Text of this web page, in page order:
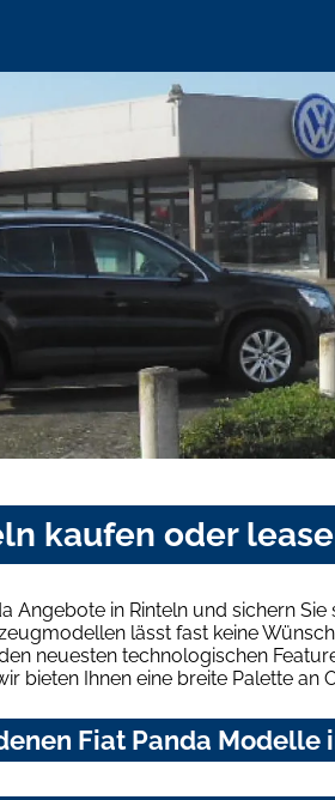
kaufen oder
Angebote in Rinteln und sichern
lässt fast keine
neuesten technologischen
bieten Ihnen eine breite Palette an
Fiat Panda